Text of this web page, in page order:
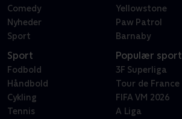
Comedy
Nyheder
Sport
Yellowstone
Paw Patrol
Barnaby
Sport
Fodbold
Håndbold
Cykling
Tennis
Populær sport
3F Superliga
Tour de France
FIFA VM 2026
A Liga